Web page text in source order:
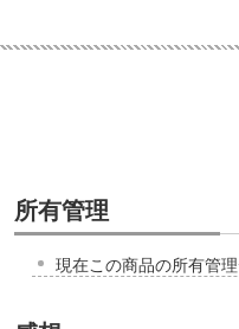
所有管理
現在この商品の所有管